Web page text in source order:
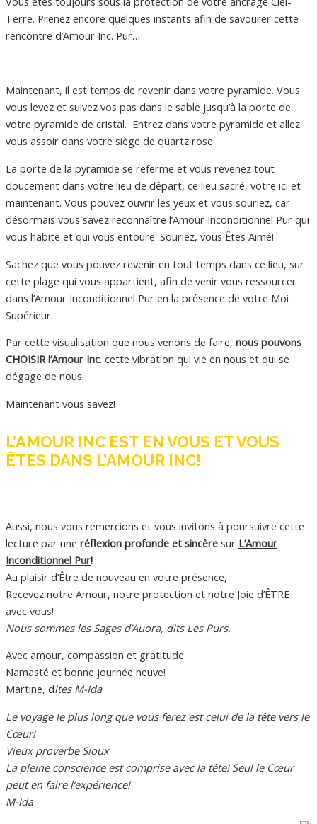
Terre. Prenez encore quelques instants afin de savourer cette
rencontre d’Amour Inc. Pur…
Maintenant, il est temps de revenir dans votre pyramide. Vous
vous levez et suivez vos pas dans le sable jusqu’à la porte de
votre pyramide de cristal. Entrez dans votre pyramide et allez
vous assoir dans votre siège de quartz rose.
La porte de la pyramide se referme et vous revenez tout
doucement dans votre lieu de départ, ce lieu sacré, votre ici et
maintenant. Vous pouvez ouvrir les yeux et vous souriez, car
désormais vous savez reconnaître l’Amour Inconditionnel Pur qui
vous habite et qui vous entoure. Souriez, vous Êtes Aimé!
Sachez que vous pouvez revenir en tout temps dans ce lieu, sur
cette plage qui vous appartient, afin de venir vous ressourcer
dans l’Amour Inconditionnel Pur en la présence de votre Moi
Supérieur.
Par cette visualisation que nous venons de faire, nous pouvons
CHOISIR l’Amour Inc. cette vibration qui vie en nous et qui se
dégage de nous.
Maintenant vous savez!
L’AMOUR INC EST EN VOUS ET VOUS
ÊTES DANS L’AMOUR INC!
Aussi, nous vous remercions et vous invitons à poursuivre cette
lecture par une réflexion profonde et sincère sur L’Amour
Inconditionnel Pur!
Au plaisir d’Être de nouveau en votre présence,
Recevez notre Amour, notre protection et notre Joie d’ÊTRE
avec vous!
Nous sommes les Sages d’Auora, dits Les Purs.
Avec amour, compassion et gratitude
Namasté et bonne journée neuve!
Martine, dites M-Ida
Le voyage le plus long que vous ferez est celui de la tête vers le
Cœur!
Vieux proverbe Sioux
La pleine conscience est comprise avec la tête! Seul le Cœur
peut en faire l’expérience!
M-Ida